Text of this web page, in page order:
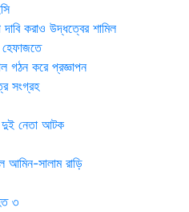
করাও উদ্ধত্বের শামিল
হেফাজতে
গঠন করে প্রজ্ঞাপন
সংগ্রহ
দুই নেতা আটক
আমিন-সালাম রাড়ি
৩